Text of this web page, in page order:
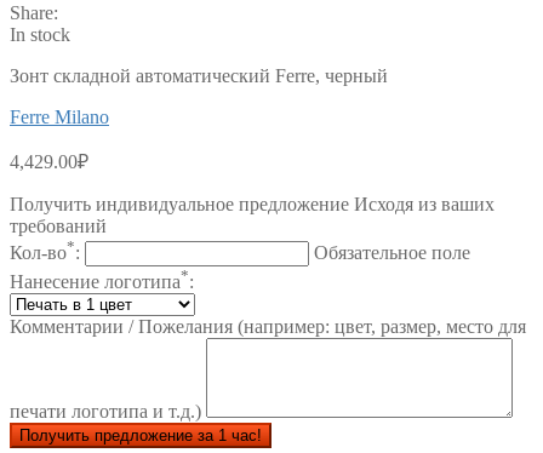
Share:
In stock
Зонт складной автоматический Ferre, черный
Ferre Milano
4,429.00₽
Получить индивидуальное предложение Исходя из ваших
требований
Кол-во*:
Обязательное поле
Нанесение логотипа*:
Комментарии / Пожелания (например: цвет, размер, место для
печати логотипа и т.д.)
Получить предложение за 1 час!